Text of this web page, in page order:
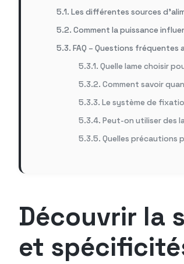
Les différentes sources
Comment la puissance
FAQ – Questions fréquentes
Quelle lame choisir
Comment savoir
Le système de
Peut-on utiliser des
Quelles précautions
Découvrir la
et